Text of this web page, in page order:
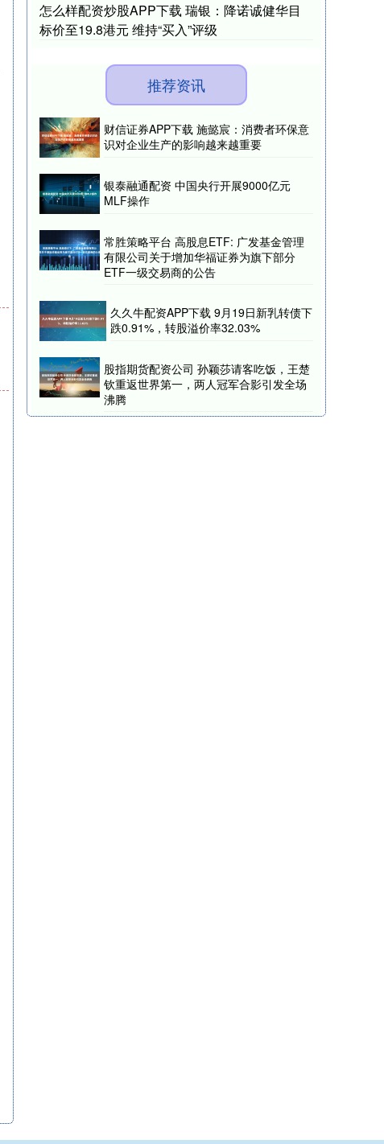
怎么样配资炒股APP下载 瑞银：降诺诚健华目
标价至19.8港元 维持“买入”评级
推荐资讯
财信证券APP下载 施懿宸：消费者环保意
识对企业生产的影响越来越重要
银泰融通配资 中国央行开展9000亿元
MLF操作
常胜策略平台 高股息ETF: 广发基金管理
有限公司关于增加华福证券为旗下部分
ETF一级交易商的公告
久久牛配资APP下载 9月19日新乳转债下
跌0.91%，转股溢价率32.03%
股指期货配资公司 孙颖莎请客吃饭，王楚
钦重返世界第一，两人冠军合影引发全场
沸腾